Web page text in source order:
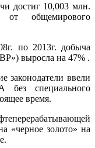
достиг 10,003 млн.
от общемирового
по 2013г. добыча
выросла на 47% .
законодатели ввели
специального
время.
«черное золото» на